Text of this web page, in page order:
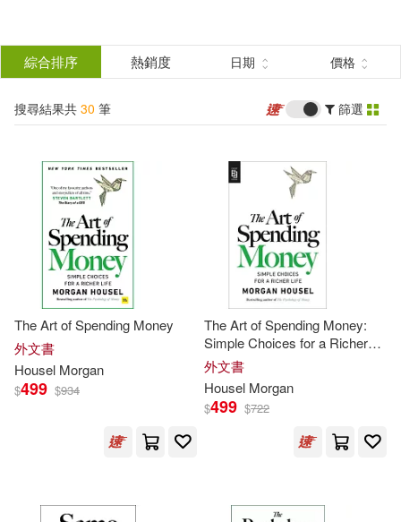
結
分類 (單選)
所有商品(30) 圖書(27)
電子書(2)
(可複選)
Housel(12) Morgan(12)
摩根．豪瑟(11)
Housel Morgan(3)
摩根‧豪瑟(3)
綜合排序 熱銷度 日期 價格
搜尋結果共 30 筆 篩選
The Art of Spending Money
外文書
Housel Morgan
$499 $934
The Art of Spending Money:
Simple Choices for a Richer
Life
外文書
Housel Morgan
$499 $722